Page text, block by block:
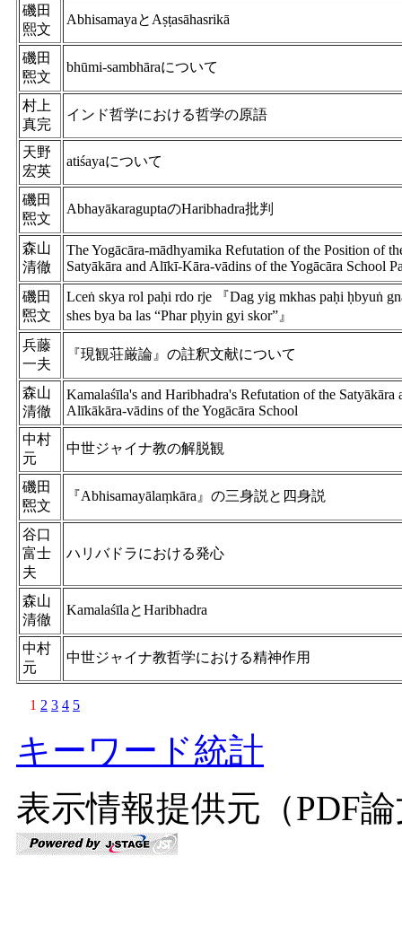
磯田
熙文
AbhisamayaとAṣṭasāhasrikā
磯田
煕文
bhūmi-sambhāraについて
村上
真完
インド哲学における哲学の原語
天野
宏英
atiśayaについて
磯田
煕文
AbhayākaraguptaのHaribhadra批判
森山
清徹
The Yogācāra-mādhyamika Refutation of the Position of
Satyākāra and Alīkī-Kāra-vādins of the Yogācāra School
磯田
煕文
Lceṅ skya rol paḥi rdo rje 『Dag yig mkhas paḥi ḥbyuṅ
shes bya ba las “Phar pḥyin gyi skor”』
兵藤
一夫
『現観荘厳論』の註釈文献について
森山
清徹
Kamalaśīla's and Haribhadra's Refutation of the Satyākāra
Alīkākāra-vādins of the Yogācāra School
中村
元
中世ジャイナ教の解脱観
磯田
煕文
『Abhisamayālaṃkāra』の三身説と四身説
谷口
富士
夫
ハリバドラにおける発心
森山
清徹
KamalaśīlaとHaribhadra
中村
元
中世ジャイナ教哲学における精神作用
1 2 3 4 5
キーワード統計
表示情報提供元（PDF